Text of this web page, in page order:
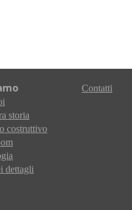
storia
costruttivo
dettagli
Contatti